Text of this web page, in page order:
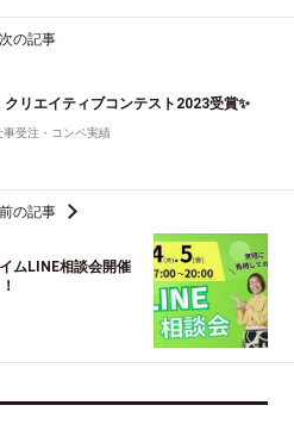
次の記事
クリエイティブコンテスト2023受賞✨
事受注・コンペ実績
前の記事
ムLINE相談会開催